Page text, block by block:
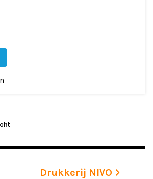
Drukkerij NIVO